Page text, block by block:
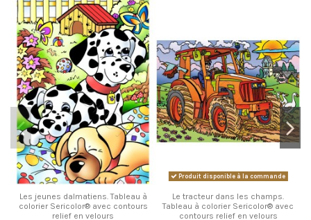
Les jeunes dalmatiens. Tableau à
colorier Sericolor® avec contours
relief en velours
Produit disponible à la commande
Le tracteur dans les champs.
Tableau à colorier Sericolor® avec
contours relief en velours